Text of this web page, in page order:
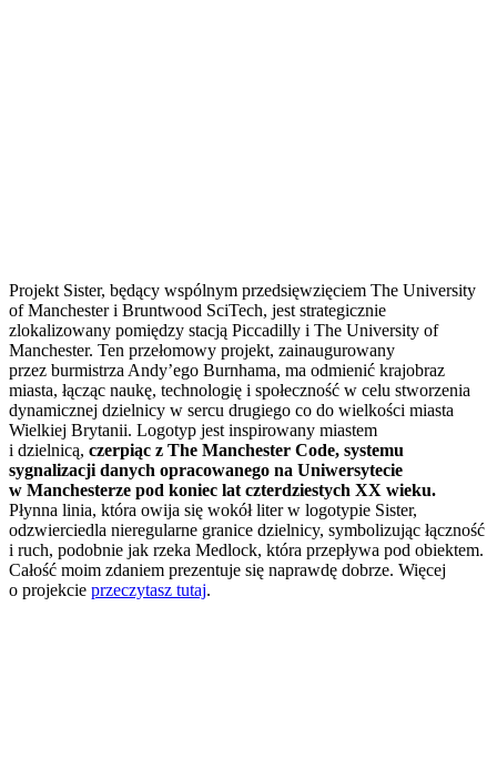
Projekt Sister, będący wspólnym przedsięwzięciem The University
of Manchester i Bruntwood SciTech, jest strategicznie
zlokalizowany pomiędzy stacją Piccadilly i The University of
Manchester. Ten przełomowy projekt, zainaugurowany
przez burmistrza Andy’ego Burnhama, ma odmienić krajobraz
miasta, łącząc naukę, technologię i społeczność w celu stworzenia
dynamicznej dzielnicy w sercu drugiego co do wielkości miasta
Wielkiej Brytanii. Logotyp jest inspirowany miastem
i dzielnicą, czerpiąc z The Manchester Code, systemu
sygnalizacji danych opracowanego na Uniwersytecie
w Manchesterze pod koniec lat czterdziestych XX wieku.
Płynna linia, która owija się wokół liter w logotypie Sister,
odzwierciedla nieregularne granice dzielnicy, symbolizując łączność
i ruch, podobnie jak rzeka Medlock, która przepływa pod obiektem.
Całość moim zdaniem prezentuje się naprawdę dobrze. Więcej
o projekcie przeczytasz tutaj.